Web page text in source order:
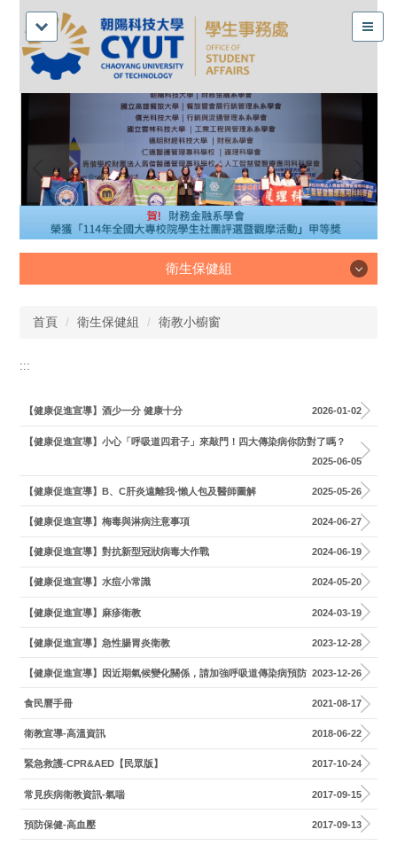
衛生保健組
衛生保健組
首頁 衛生保健組 衛教小櫥窗
:::
【健康促進宣導】酒少一分 健康十分 2026-01-02
【健康促進宣導】小心「呼吸道四君子」來敲門！四大傳染病你防對了嗎？
2025-06-05
【健康促進宣導】B、C肝炎遠離我-懶人包及醫師圖解 2025-05-26
【健康促進宣導】梅毒與淋病注意事項 2024-06-27
【健康促進宣導】對抗新型冠狀病毒大作戰 2024-06-19
【健康促進宣導】水痘小常識 2024-05-20
【健康促進宣導】麻疹衛教 2024-03-19
【健康促進宣導】急性腸胃炎衛教 2023-12-28
【健康促進宣導】因近期氣候變化關係，請加強呼吸道傳染病預防 2023-12-26
食民曆手冊 2021-08-17
衛教宣導-高溫資訊 2018-06-22
緊急救護-CPR&AED【民眾版】 2017-10-24
常見疾病衛教資訊-氣喘 2017-09-15
預防保健-高血壓 2017-09-13